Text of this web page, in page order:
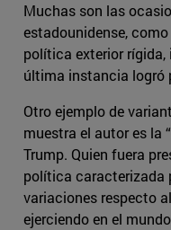
Muchas son las
estadounidense,
política exterior rígida,
última instancia logró
Otro ejemplo de
muestra el autor es la
Trump. Quien fuera
política caracterizada
variaciones respecto
ejerciendo en el